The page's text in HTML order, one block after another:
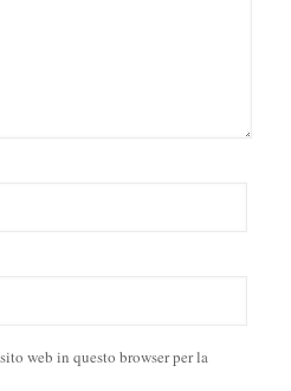
web in questo browser per la